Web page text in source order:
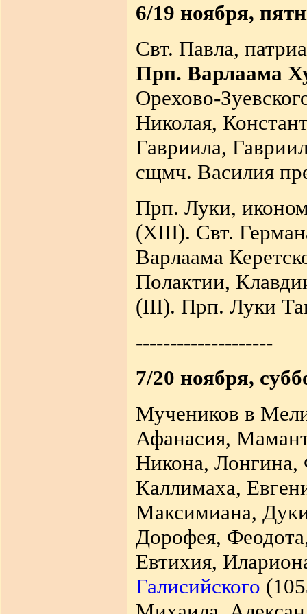
6/19 ноября,
Свт. Павла,
Прп. Варлаама
Орехово-
Николая,
Гавриила,
сщмч. Василия
Прп. Луки,
(XIII). Свт.
Варлаама
Полактии,
(III). Прп. Луки
--------------------
7/20 ноября,
Мучеников в
Афанасия,
Никона, Лонгина,
Каллимаха,
Максимиана,
Дорофея,
Евтихия,
Галисийского